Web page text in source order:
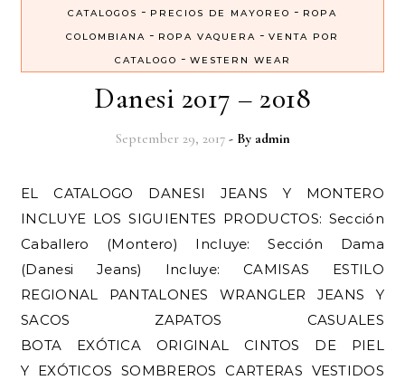
CATALOGOS - PRECIOS DE MAYOREO - ROPA
COLOMBIANA - ROPA VAQUERA - VENTA POR
CATALOGO - WESTERN WEAR
Danesi 2017 – 2018
September 29, 2017 - By admin
EL CATALOGO DANESI JEANS Y MONTERO
INCLUYE LOS SIGUIENTES PRODUCTOS: Sección
Caballero (Montero) Incluye: Sección Dama
(Danesi Jeans) Incluye: CAMISAS ESTILO
REGIONAL PANTALONES WRANGLER JEANS Y
SACOS ZAPATOS CASUALES
BOTA EXÓTICA ORIGINAL CINTOS DE PIEL
Y EXÓTICOS SOMBREROS CARTERAS VESTIDOS